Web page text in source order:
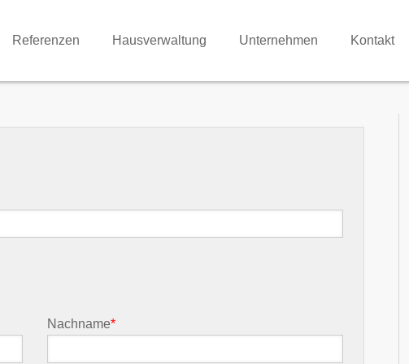
Referenzen Hausverwaltung Unternehmen Kontakt
Nachname*